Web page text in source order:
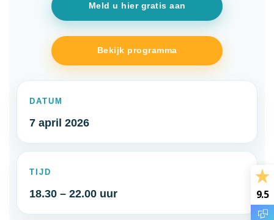
Meld u hier gratis aan
Bekijk programma
DATUM
7 april 2026
TIJD
18.30 – 22.00 uur 9.5